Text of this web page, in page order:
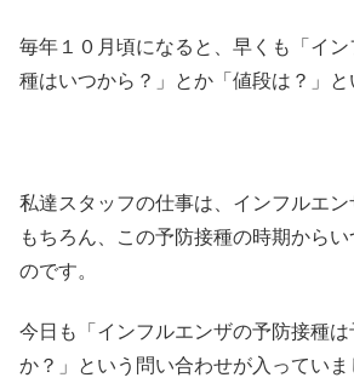
毎年１０月頃になると、早くも「イ
種はいつから？」とか「値段は？」と
私達スタッフの仕事は、インフルエ
もちろん、この予防接種の時期から
のです。
今日も「インフルエンザの予防接種
か？」という問い合わせが入っていま